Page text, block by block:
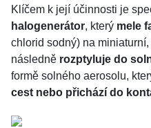
Klíčem k její účinnosti je
halogenerátor, který mele
chlorid sodný) na
následně rozptyluje do
formě solného aerosolu,
cest nebo přichází do